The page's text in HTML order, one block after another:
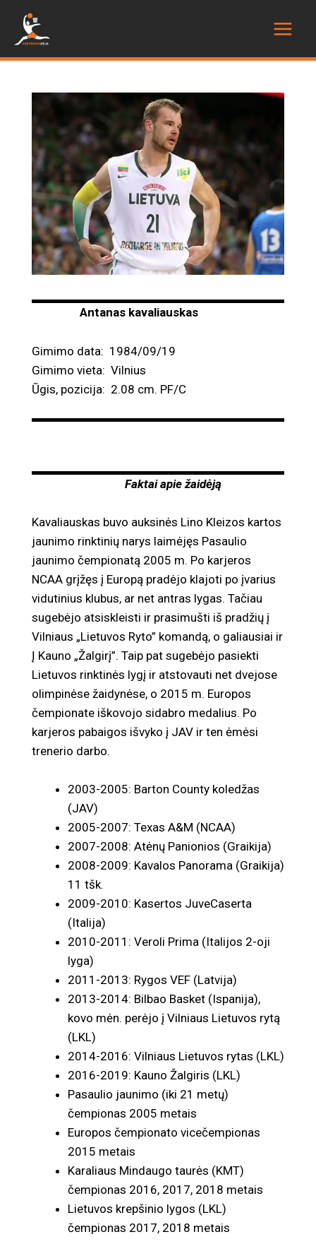
Antanas kavaliauskas
Gimimo data: 1984/09/19
Gimimo vieta: Vilnius
Ūgis, pozicija: 2.08 cm. PF/C
Faktai apie žaidėją
Kavaliauskas buvo auksinės Lino Kleizos kartos
jaunimo rinktinių narys laimėjęs Pasaulio
jaunimo čempionatą 2005 m. Po karjeros
NCAA grįžęs į Europą pradėjo klajoti po įvarius
vidutinius klubus, ar net antras lygas. Tačiau
sugebėjo atsiskleisti ir prasimušti iš pradžių į
Vilniaus „Lietuvos Ryto” komandą, o galiausiai ir
Į Kauno „Žalgirį”. Taip pat sugebėjo pasiekti
Lietuvos rinktinės lygį ir atstovauti net dvejose
olimpinėse žaidynėse, o 2015 m. Europos
čempionate iškovojo sidabro medalius. Po
karjeros pabaigos išvyko į JAV ir ten ėmėsi
trenerio darbo.
2003-2005: Barton County koledžas
(JAV)
2005-2007: Texas A&M (NCAA)
2007-2008: Atėnų Panionios (Graikija)
2008-2009: Kavalos Panorama (Graikija)
11 tšk.
2009-2010: Kasertos JuveCaserta
(Italija)
2010-2011: Veroli Prima (Italijos 2-oji
lyga)
2011-2013: Rygos VEF (Latvija)
2013-2014: Bilbao Basket (Ispanija),
kovo mėn. perėjo į Vilniaus Lietuvos rytą
(LKL)
2014-2016: Vilniaus Lietuvos rytas (LKL)
2016-2019: Kauno Žalgiris (LKL)
Pasaulio jaunimo (iki 21 metų)
čempionas 2005 metais
Europos čempionato vicečempionas
2015 metais
Karaliaus Mindaugo taurės (KMT)
čempionas 2016, 2017, 2018 metais
Lietuvos krepšinio lygos (LKL)
čempionas 2017, 2018 metais